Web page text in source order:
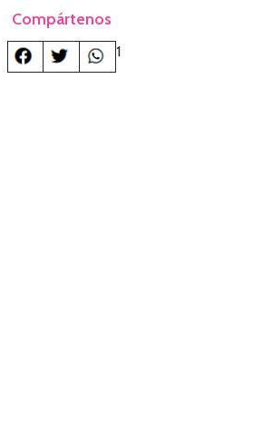
Compártenos
1